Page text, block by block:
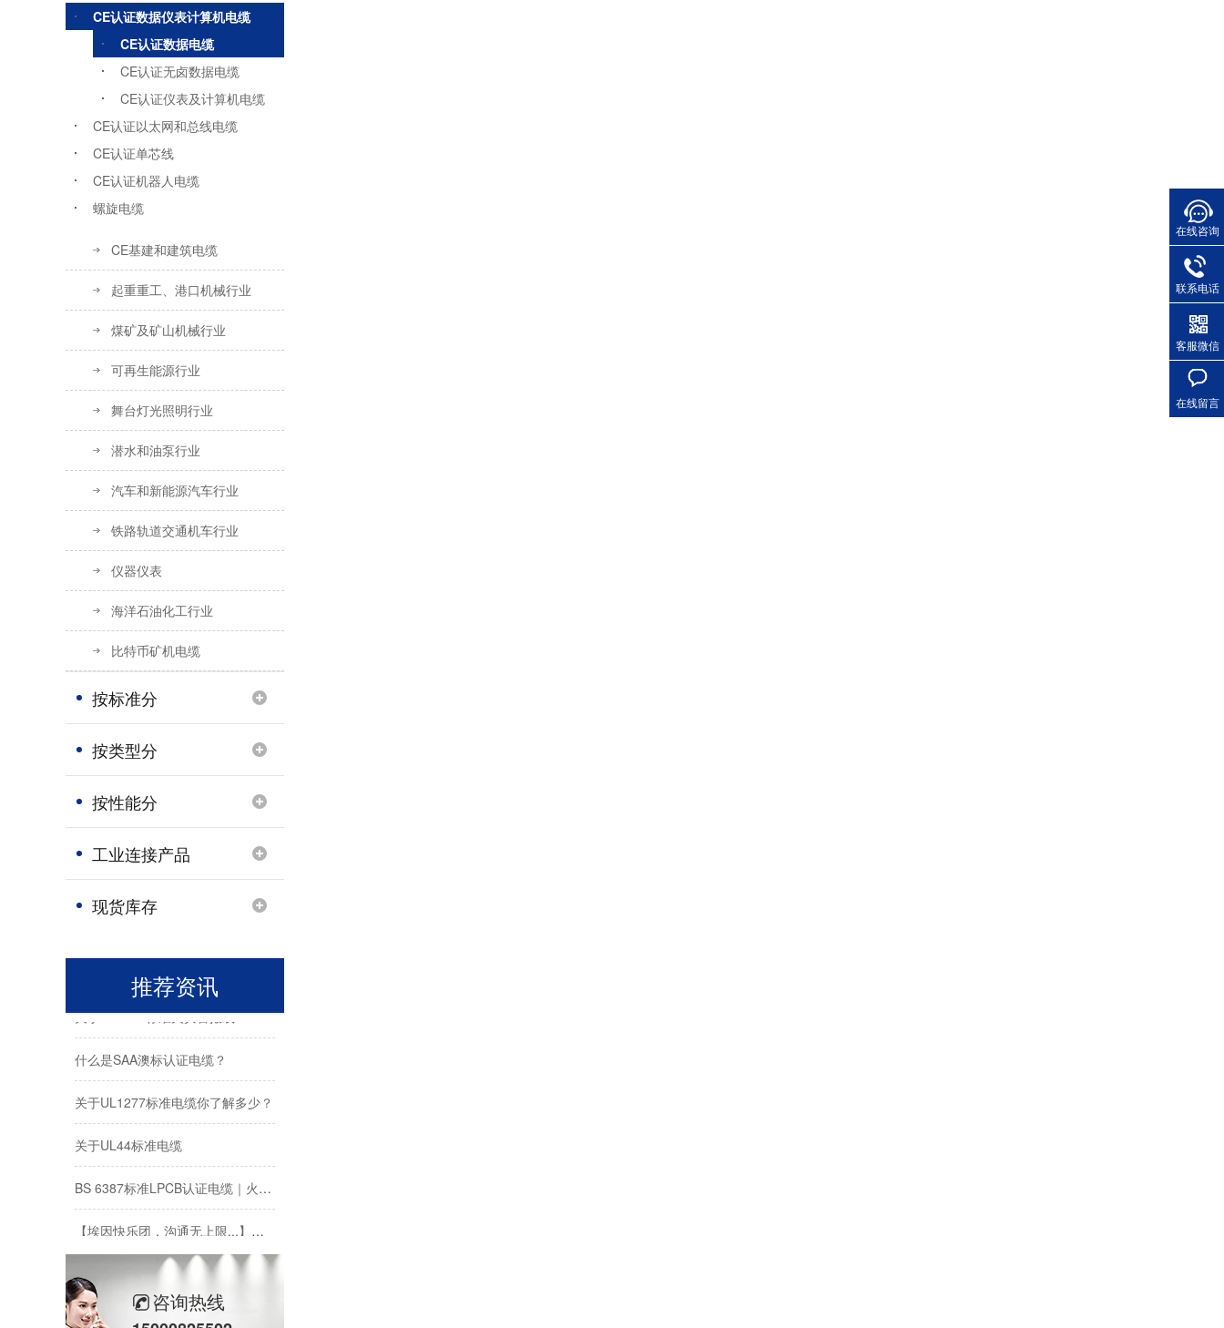
CE认证数据仪表计算机电缆
CE认证数据电缆
CE认证无卤数据电缆
CE认证仪表及计算机电缆
CE认证以太网和总线电缆
CE认证单芯线
CE认证机器人电缆
螺旋电缆
CE基建和建筑电缆
起重重工、港口机械行业
煤矿及矿山机械行业
可再生能源行业
舞台灯光照明行业
潜水和油泵行业
汽车和新能源汽车行业
铁路轨道交通机车行业
仪器仪表
海洋石油化工行业
比特币矿机电缆
按标准分
按类型分
按性能分
工业连接产品
现货库存
推荐资讯
关于UL44标准电缆
BS 6387标准LPCB认证电缆｜火灾生命线，工程安全首选
【埃因快乐团，沟通无上限...】上海埃因电缆安吉团建纪实：山水为证，热血同行！
美标大规格646.4Kcmil，777.7Kcmil等电力电缆应用
什么是SAA澳标认证电缆？
关于UL1277标准电缆你了解多少？
关于UL44标准电缆
关于 FPLP、FPL、FPLR美标消防火警线的应用
咨询热线
在线咨询
联系电话
客服微信
在线留言